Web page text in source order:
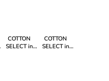
COTTON
SELECT in
COTTON
SELECT in